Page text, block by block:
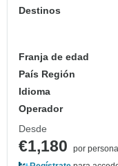
Destinos
Franja de edad
País Región
Idioma
Operador
Desde
€1,180
por persona